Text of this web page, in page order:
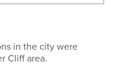
in the city were
Cliff area.